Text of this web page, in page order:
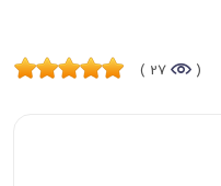
(
27 )